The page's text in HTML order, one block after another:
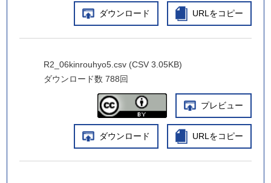
ダウンロード URLをコピー
R2_06kinrouhyo5.csv (CSV 3.05KB)
ダウンロード数 788回
プレビュー
ダウンロード URLをコピー